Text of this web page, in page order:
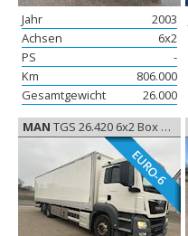
Jahr
2003
Achsen
6x2
PS
-
Km
806.000
Gesamtgewicht
26.000
MAN TGS 26.420 6x2 Box Euro-6, Koffer aufbau
EURO-6